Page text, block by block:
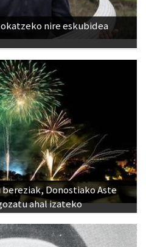
nire eskubidea
Donostiako Aste
ahal izateko